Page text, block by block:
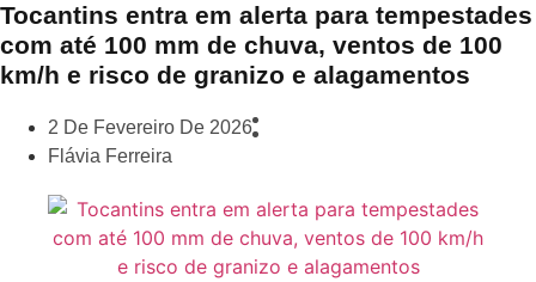
Tocantins entra em alerta para tempestades
com até 100 mm de chuva, ventos de 100
km/h e risco de granizo e alagamentos
2 De Fevereiro De 2026
Flávia Ferreira